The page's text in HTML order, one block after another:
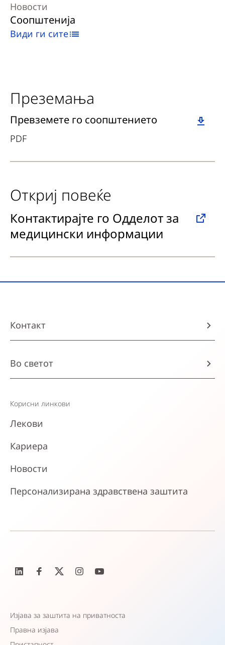
Новости
Соопштенија
Види ги сите
Преземања
Download
Превземете го соопштението
PDF
Откриј повеќе
Контактирајте го Одделот за
медицински информации
Контакт
Во светот
Корисни линкови
Лекови
Кариера
Новости
Персонализирана здравствена заштита
Изјава за заштита на приватноста
Правна изјава